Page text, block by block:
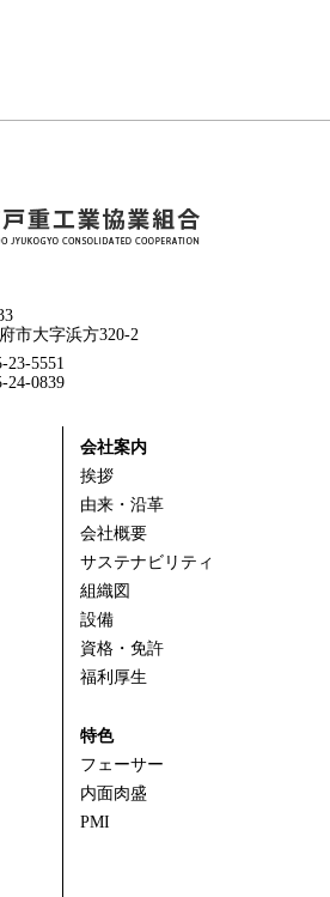
市大字浜方320-2
23-5551
24-0839
会社案内
挨拶
由来・沿革
会社概要
サステナビリティ
組織図
設備
資格・免許
福利厚生
特色
フェーサー
内面肉盛
PMI